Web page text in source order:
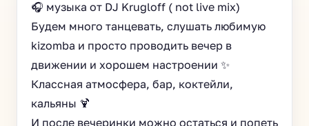
🎧 музыка от DJ Krugloff ( not live mix)
Будем много танцевать, слушать любимую
kizomba и просто проводить вечер в
движении и хорошем настроении ✨
Классная атмосфера, бар, коктейли,
кальяны 🍹
И после вечеринки можно остаться и попеть